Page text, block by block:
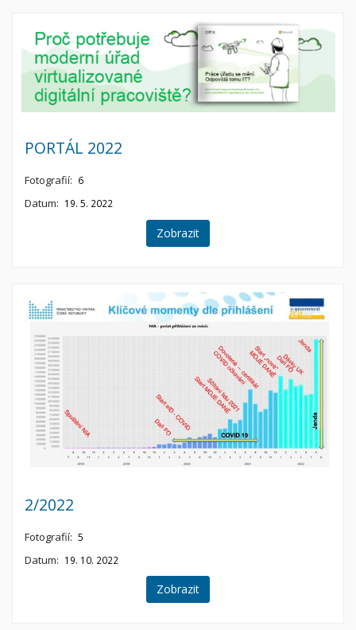
PORTÁL 2022
Fotografií: 6
Datum: 19. 5. 2022
Zobrazit
2/2022
Fotografií: 5
Datum: 19. 10. 2022
Zobrazit